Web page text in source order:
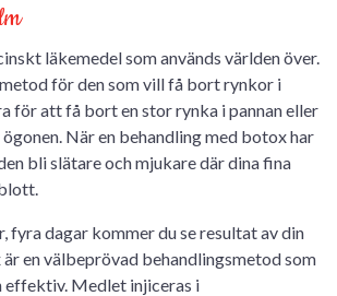
läkemedel som används världen över.
för den som vill få bort rynkor i
för att få bort en stor rynka i pannan eller
När en behandling med botox har
bli slätare och mjukare där dina fina
fyra dagar kommer du se resultat av din
en välbeprövad behandlingsmetod som
effektiv. Medlet injiceras i